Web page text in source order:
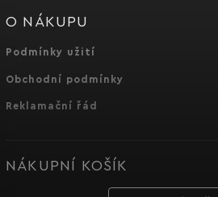
O NÁKUPU
Podmínky užití
Obchodní podmínky
Reklamační řád
NÁKUPNÍ KOŠÍK